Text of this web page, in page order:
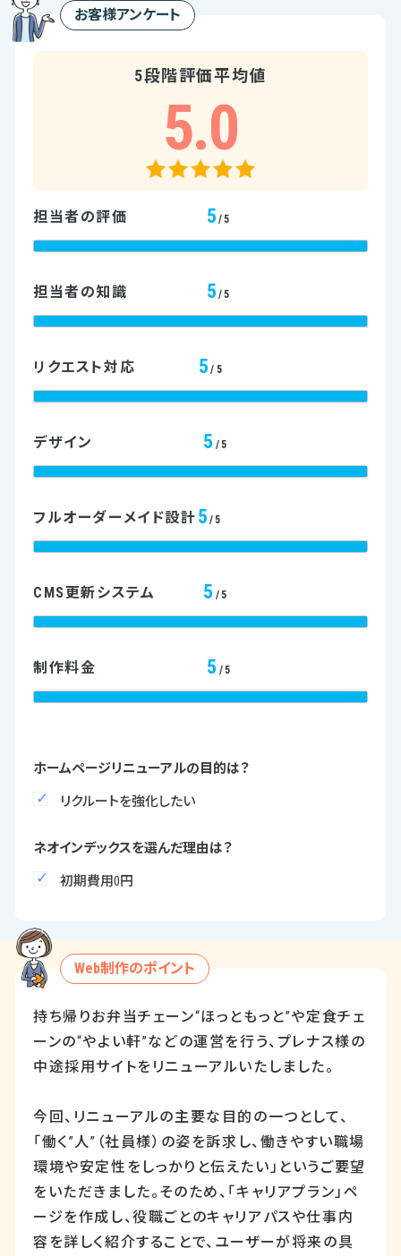
お客様アンケート
5段階評価平均値
5.0
担当者の評価 5 /5
担当者の知識 5 /5
リクエスト対応 5/5
デザイン 5 /5
フルオーダーメイド設計 5 /5
CMS更新システム 5 /5
制作料金 5 /5
ホームページリニューアルの目的は？
リクルートを強化したい
ネオインデックスを選んだ理由は？
初期費用0円
Web制作のポイント
持ち帰りお弁当チェーン“ほっともっと”や定食チェ
ーンの“やよい軒”などの運営を行う、プレナス様の
中途採用サイトをリニューアルいたしました。
今回、リニューアルの主要な目的の一つとして、
「働く” 人” （社員様）の姿を訴求し、働きやすい職場
環境や安定性をしっかりと伝えたい」というご要望
をいただきました。そのため、「キャリアプラン」ペ
ージを作成し、役職ごとのキャリアパスや仕事内
容を詳しく紹介することで、ユーザーが将来の具